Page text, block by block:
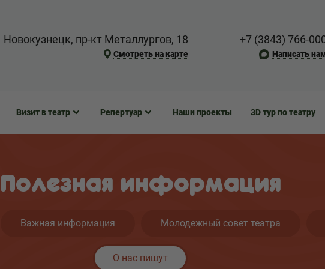
Новокузнецк, пр-кт Металлургов, 18
Смотреть на карте
+7 (3843) 766-
Написать
Визит в театр Репертуар Наши проекты 3D тур по театру
Полезная информация
Важная информация Молодежный совет театра
О нас пишут